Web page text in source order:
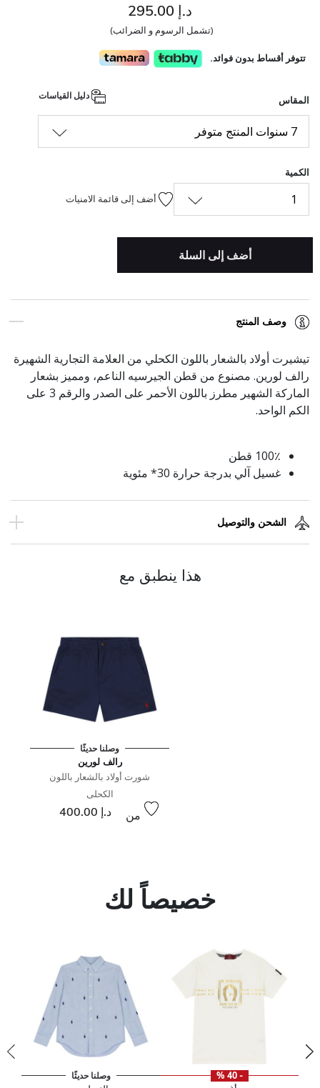
د.إ 295.00
(تشمل الرسوم و الضرائب)
تتوفر أقساط بدون فوائد.
المقاس
7 سنوات المنتج متوفر
الكمية
1 أضف إلى قائمة الامنيات
أضف إلى السلة
وصف المنتج
تيشيرت أولاد بالشعار باللون الكحلي من العلامة التجارية الشهيرة
رالف لورين. مصنوع من قطن الجيرسيه الناعم، ومميز بشعار
الماركة الشهير مطرز باللون الأحمر على الصدر والرقم 3 على
الكم الواحد.
100٪ قطن
غسيل آلي بدرجة حرارة 30* مئوية
الشحن والتوصيل
هذا ينطبق مع
وصلنا حديثًا
رالف لورين
شورت أولاد بالشعار باللون
الكحلى
من د.إ 400.00
خصيصاً لك
- 40 % وصلنا حديثًا